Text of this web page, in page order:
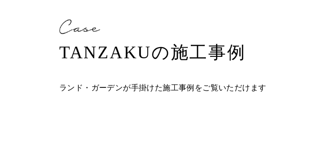
TANZAKUの施工事例
ランド・ガーデンが手掛けた施工事例をご覧いただけます